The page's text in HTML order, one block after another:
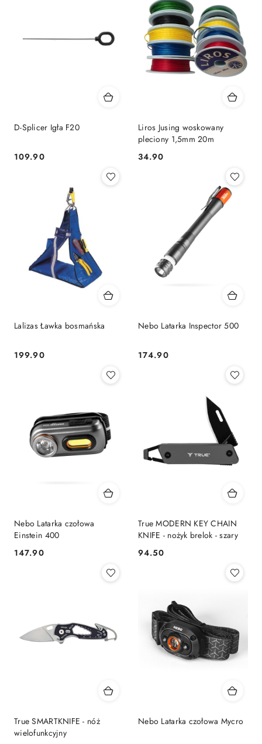
D-Splicer Igła F20
Cena:
109.90
Liros Jusing woskowany
pleciony 1,5mm 20m
Cena:
34.90
Lalizas Ławka bosmańska
Cena:
199.90
Nebo Latarka Inspector 500
Cena:
174.90
Nebo Latarka czołowa
Einstein 400
Cena:
147.90
True MODERN KEY CHAIN
KNIFE - nożyk brelok - szary
Cena:
94.50
True SMARTKNIFE - nóż
wielofunkcyjny
Nebo Latarka czołowa Mycro